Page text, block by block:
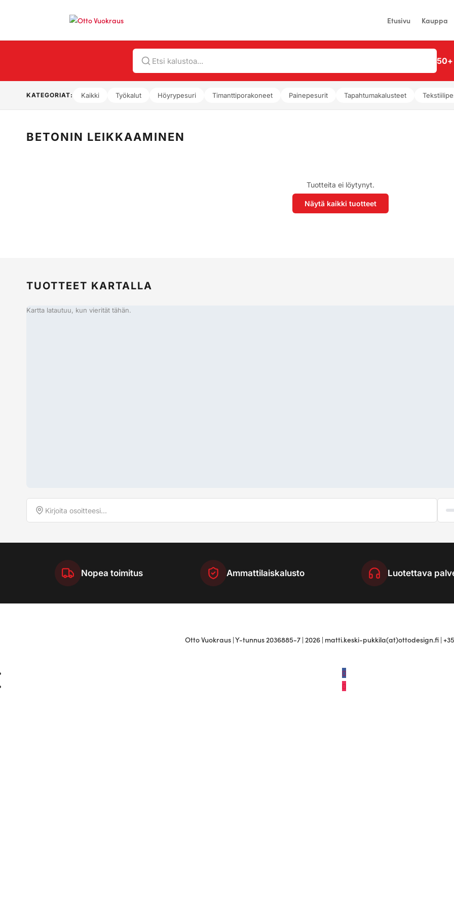
Etusivu Kauppa
Hae
KATEGORIAT: Kaikki Työkalut Höyrypesuri Timanttiporakoneet Painepesurit Tapahtumakalusteet
BETONIN LEIKKAAMINEN
Tuotteita ei löytynyt.
Näytä kaikki tuotteet
TUOTTEET KARTALLA
Kartta latautuu, kun vierität tähän.
Nopea toimitus Ammattilaiskalusto Luotettava
Otto Vuokraus | Y-tunnus 2036885-7 | 2026 | matti.keski-pukkila(at)ottodesign.fi |